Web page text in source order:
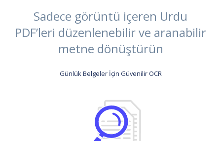
Sadece görüntü içeren Urdu
PDF’leri düzenlenebilir ve aranabilir
metne dönüştürün
Günlük Belgeler İçin Güvenilir OCR